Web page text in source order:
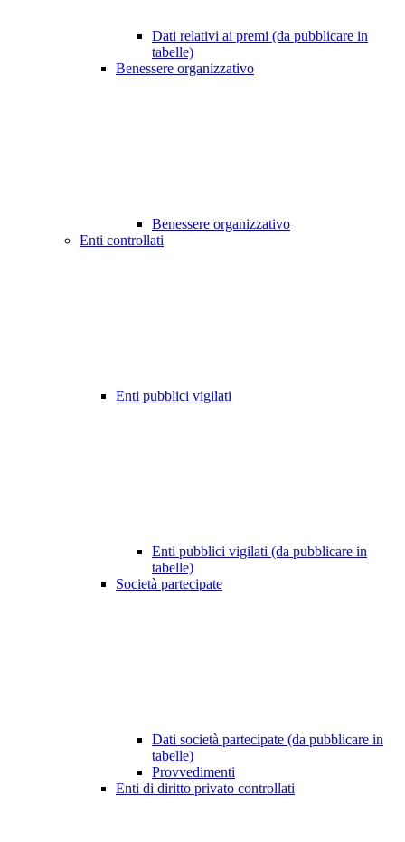
Dati relativi ai premi (da pubblicare in
tabelle)
Benessere organizzativo
Benessere organizzativo
Enti controllati
Enti pubblici vigilati
Enti pubblici vigilati (da pubblicare in
tabelle)
Società partecipate
Dati società partecipate (da pubblicare in
tabelle)
Provvedimenti
Enti di diritto privato controllati